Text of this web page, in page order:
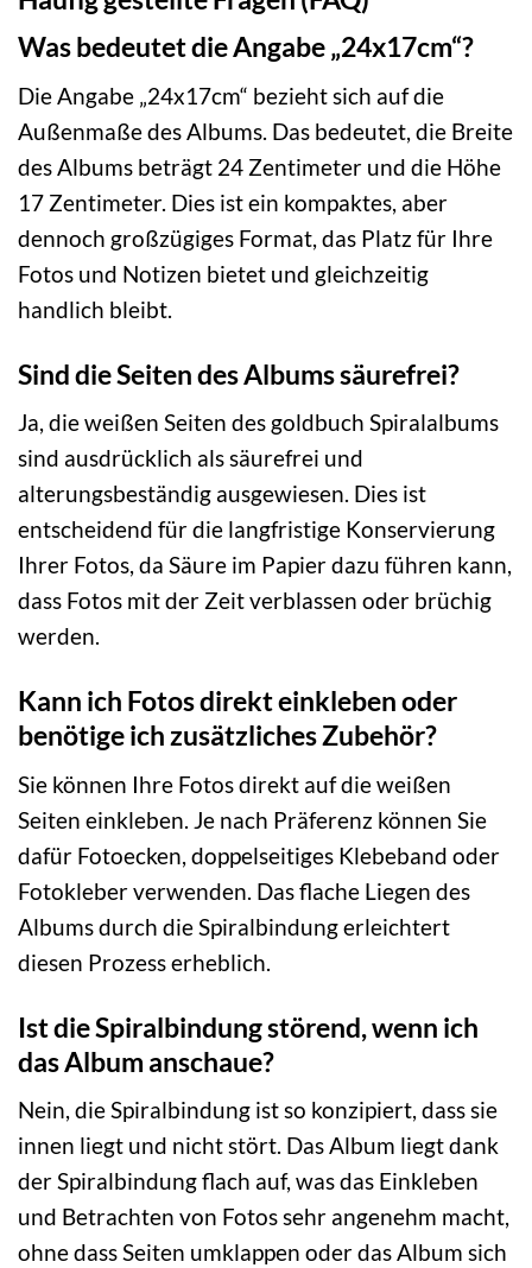
Was bedeutet die Angabe „24x17cm“?
Die Angabe „24x17cm“ bezieht sich auf die
Außenmaße des Albums. Das bedeutet, die Breite
des Albums beträgt 24 Zentimeter und die Höhe
17 Zentimeter. Dies ist ein kompaktes, aber
dennoch großzügiges Format, das Platz für Ihre
Fotos und Notizen bietet und gleichzeitig
handlich bleibt.
Sind die Seiten des Albums säurefrei?
Ja, die weißen Seiten des goldbuch Spiralalbums
sind ausdrücklich als säurefrei und
alterungsbeständig ausgewiesen. Dies ist
entscheidend für die langfristige Konservierung
Ihrer Fotos, da Säure im Papier dazu führen kann,
dass Fotos mit der Zeit verblassen oder brüchig
werden.
Kann ich Fotos direkt einkleben oder
benötige ich zusätzliches Zubehör?
Sie können Ihre Fotos direkt auf die weißen
Seiten einkleben. Je nach Präferenz können Sie
dafür Fotoecken, doppelseitiges Klebeband oder
Fotokleber verwenden. Das flache Liegen des
Albums durch die Spiralbindung erleichtert
diesen Prozess erheblich.
Ist die Spiralbindung störend, wenn ich
das Album anschaue?
Nein, die Spiralbindung ist so konzipiert, dass sie
innen liegt und nicht stört. Das Album liegt dank
der Spiralbindung flach auf, was das Einkleben
und Betrachten von Fotos sehr angenehm macht,
ohne dass Seiten umklappen oder das Album sich